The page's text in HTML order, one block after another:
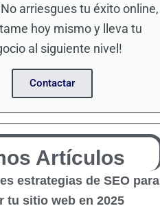
arriesgues tu éxito online,
hoy mismo y lleva tu
al siguiente nivel!
Contactar
Artículos
estrategias de SEO para
tu sitio web en 2025